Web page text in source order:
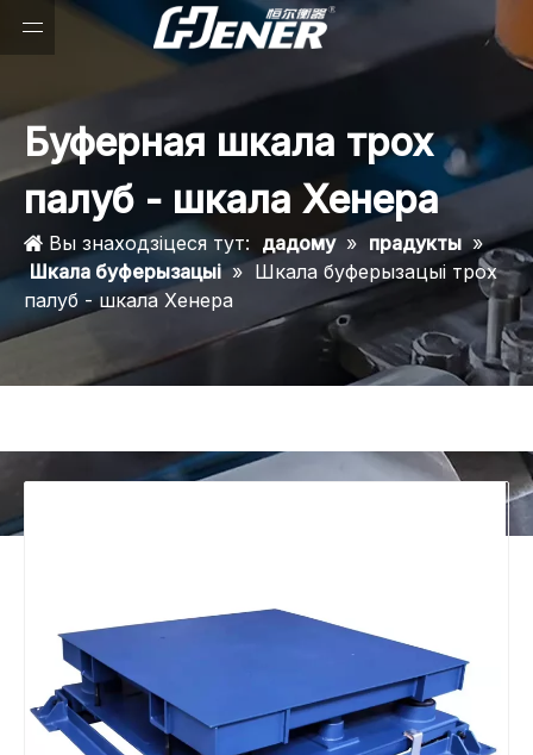
Буферная шкала трох
палуб - шкала Хенера
Вы знаходзіцеся тут: дадому » прадукты »
Шкала буферызацыі » Шкала буферызацыі трох
палуб - шкала Хенера